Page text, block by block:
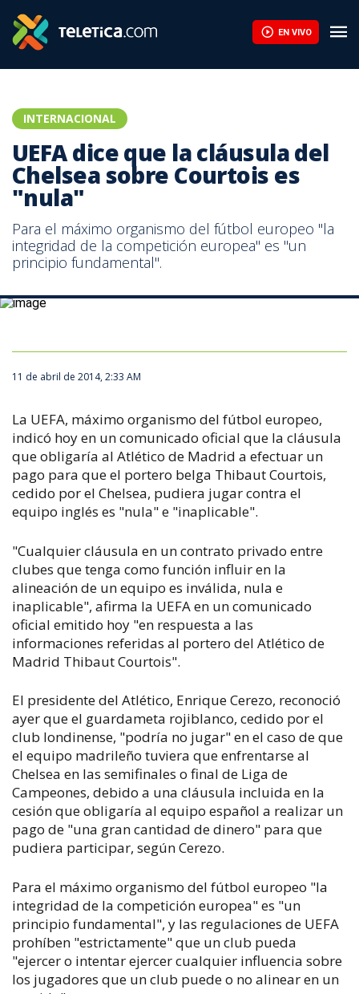
EN VIVO
INTERNACIONAL
UEFA dice que la cláusula del
Chelsea sobre Courtois es
"nula"
Para el máximo organismo del fútbol europeo "la
integridad de la competición europea" es "un
principio fundamental".
Thibaut Courtois, portero del Atlético de Madrid, cedido por el
11 de abril de 2014, 2:33 AM
La UEFA, máximo organismo del fútbol europeo,
indicó hoy en un comunicado oficial que la cláusula
que obligaría al Atlético de Madrid a efectuar un
pago para que el portero belga Thibaut Courtois,
cedido por el Chelsea, pudiera jugar contra el
equipo inglés es "nula" e "inaplicable".
"Cualquier cláusula en un contrato privado entre
clubes que tenga como función influir en la
alineación de un equipo es inválida, nula e
inaplicable", afirma la UEFA en un comunicado
oficial emitido hoy "en respuesta a las
informaciones referidas al portero del Atlético de
Madrid Thibaut Courtois".
El presidente del Atlético, Enrique Cerezo, reconoció
ayer que el guardameta rojiblanco, cedido por el
club londinense, "podría no jugar" en el caso de que
el equipo madrileño tuviera que enfrentarse al
Chelsea en las semifinales o final de Liga de
Campeones, debido a una cláusula incluida en la
cesión que obligaría al equipo español a realizar un
pago de "una gran cantidad de dinero" para que
pudiera participar, según Cerezo.
Para el máximo organismo del fútbol europeo "la
integridad de la competición europea" es "un
principio fundamental", y las regulaciones de UEFA
prohíben "estrictamente" que un club pueda
"ejercer o intentar ejercer cualquier influencia sobre
los jugadores que un club puede o no alinear en un